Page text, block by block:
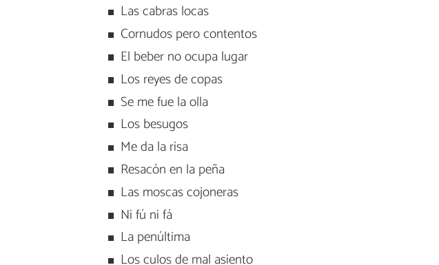
Las cabras locas
Cornudos pero contentos
El beber no ocupa lugar
Los reyes de copas
Se me fue la olla
Los besugos
Me da la risa
Resacón en la peña
Las moscas cojoneras
Ni fú ni fá
La penúltima
Los culos de mal asiento